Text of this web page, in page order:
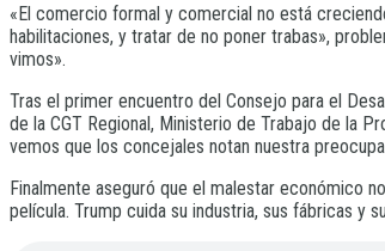
«El comercio formal y comercial no está
habilitaciones, y tratar de no poner trabas»,
vimos».
Tras el primer encuentro del Consejo para el
de la CGT Regional, Ministerio de Trabajo de la
vemos que los concejales notan nuestra
Finalmente aseguró que el malestar económico
película. Trump cuida su industria, sus fábricas y